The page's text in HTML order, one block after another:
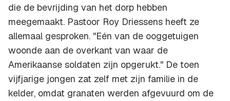
die de bevrijding van het dorp hebben
meegemaakt. Pastoor Roy Driessens heeft ze
allemaal gesproken. "Eén van de ooggetuigen
woonde aan de overkant van waar de
Amerikaanse soldaten zijn opgerukt." De toen
vijfjarige jongen zat zelf met zijn familie in de
kelder, omdat granaten werden afgevuurd om de